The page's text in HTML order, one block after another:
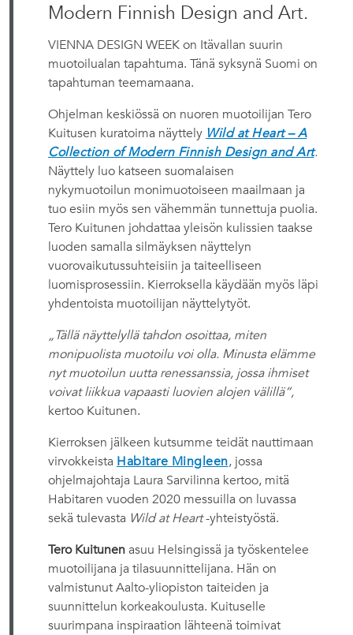
Modern Finnish Design and Art.
VIENNA DESIGN WEEK on Itävallan suurin
muotoilualan tapahtuma. Tänä syksynä Suomi on
tapahtuman teemamaana.
Ohjelman keskiössä on nuoren muotoilijan Tero
Kuitusen kuratoima näyttely Wild at Heart – A
Collection of Modern Finnish Design and Art.
Näyttely luo katseen suomalaisen
nykymuotoilun monimuotoiseen maailmaan ja
tuo esiin myös sen vähemmän tunnettuja puolia.
Tero Kuitunen johdattaa yleisön kulissien taakse
luoden samalla silmäyksen näyttelyn
vuorovaikutussuhteisiin ja taiteelliseen
luomisprosessiin. Kierroksella käydään myös läpi
yhdentoista muotoilijan näyttelytyöt.
„Tällä näyttelyllä tahdon osoittaa, miten
monipuolista muotoilu voi olla. Minusta elämme
nyt muotoilun uutta renessanssia, jossa ihmiset
voivat liikkua vapaasti luovien alojen välillä“,
kertoo Kuitunen.
Kierroksen jälkeen kutsumme teidät nauttimaan
virvokkeista Habitare Mingleen, jossa
ohjelmajohtaja Laura Sarvilinna kertoo, mitä
Habitaren vuoden 2020 messuilla on luvassa
sekä tulevasta Wild at Heart-yhteistyöstä.
Tero Kuitunen asuu Helsingissä ja työskentelee
muotoilijana ja tilasuunnittelijana. Hän on
valmistunut Aalto-yliopiston taiteiden ja
suunnittelun korkeakoulusta. Kuituselle
suurimpana inspiraation lähteenä toimivat